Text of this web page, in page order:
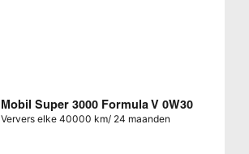
Mobil Super 3000 Formula V 0W30
Ververs elke 40000 km/ 24 maanden